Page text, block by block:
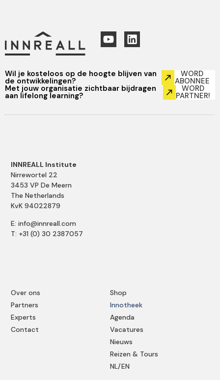
Wil je kosteloos op de hoogte blijven van
de ontwikkelingen?
WORD
ABONNEE
Met jouw organisatie zichtbaar bijdragen
aan lifelong learning?
WORD
PARTNER!
Shop
Innotheek
Agenda
Vacatures
Nieuws
Reizen & Tours
NL/EN
Over ons
Partners
Experts
Contact
INNREALL Institute
Nirrewortel 22
3453 VP De Meern
The Netherlands
KvK 94022879
E: info@innreall.com
T: +31 (0) 30 2387057